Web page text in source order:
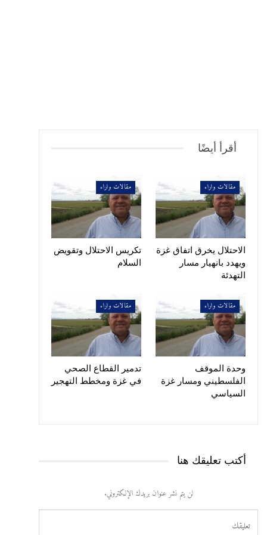
أقرأ أيضًا
مقالات واراء
الاحتلال يخرق اتفاق غزة
ويهدد بانهيار مسار
التهدئة
مقالات واراء
تكريس الاحتلال وتقويض
السلام
مقالات واراء
وحدة الموقف
الفلسطيني ومسار غزة
السياسي
مقالات واراء
تدمير القطاع الصحي
في غزة ومخطط التهجير
أكتب تعليقك هنا
لن يتم نشر عنوان بريدك الإلكتروني.